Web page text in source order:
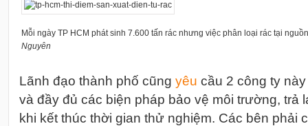
Mỗi ngày TP HCM phát sinh 7.600 tấn rác nhưng việc phân loại rác tại
Nguyên
Lãnh đạo thành phố cũng yêu cầu 2 công ty
và đầy đủ các biện pháp bảo vệ môi trường, trả
khi kết thúc thời gian thử nghiệm. Các bên phải